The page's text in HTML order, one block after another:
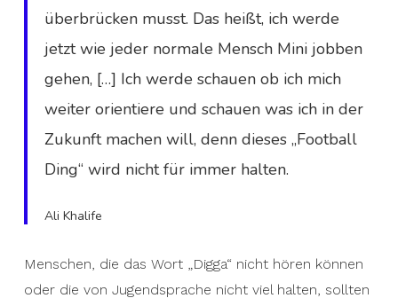
überbrücken musst. Das heißt, ich werde
jetzt wie jeder normale Mensch Mini jobben
gehen, […] Ich werde schauen ob ich mich
weiter orientiere und schauen was ich in der
Zukunft machen will, denn dieses „Football
Ding“ wird nicht für immer halten.
Ali Khalife
Menschen, die das Wort „Digga“ nicht hören können
oder die von Jugendsprache nicht viel halten, sollten